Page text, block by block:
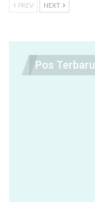
PREV NEXT
Pos Terbaru